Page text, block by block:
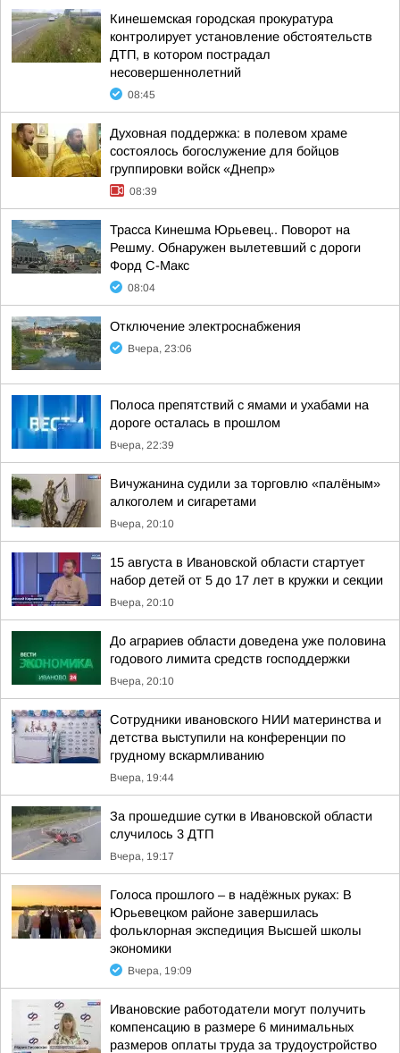
Кинешемская городская прокуратура
контролирует установление обстоятельств
ДТП, в котором пострадал
несовершеннолетний
08:45
Духовная поддержка: в полевом храме
состоялось богослужение для бойцов
группировки войск «Днепр»
08:39
Трасса Кинешма Юрьевец.. Поворот на
Решму. Обнаружен вылетевший с дороги
Форд С-Макс
08:04
Отключение электроснабжения
Вчера, 23:06
Полоса препятствий с ямами и ухабами на
дороге осталась в прошлом
Вчера, 22:39
Вичужанина судили за торговлю «палёным»
алкоголем и сигаретами
Вчера, 20:10
15 августа в Ивановской области стартует
набор детей от 5 до 17 лет в кружки и секции
Вчера, 20:10
До аграриев области доведена уже половина
годового лимита средств господдержки
Вчера, 20:10
Сотрудники ивановского НИИ материнства и
детства выступили на конференции по
грудному вскармливанию
Вчера, 19:44
За прошедшие сутки в Ивановской области
случилось 3 ДТП
Вчера, 19:17
Голоса прошлого – в надёжных руках: В
Юрьевецком районе завершилась
фольклорная экспедиция Высшей школы
экономики
Вчера, 19:09
Ивановские работодатели могут получить
компенсацию в размере 6 минимальных
размеров оплаты труда за трудоустройство